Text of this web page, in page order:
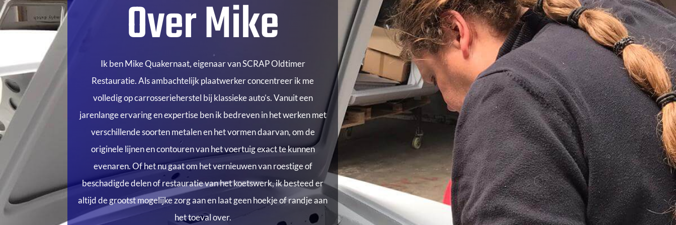
Over Mike
Ik ben Mike Quakernaat, eigenaar van SCRAP Oldtimer
Restauratie. Als ambachtelijk plaatwerker concentreer ik me
volledig op carrosserieherstel bij klassieke auto’s. Vanuit een
jarenlange ervaring en expertise ben ik bedreven in het werken met
verschillende soorten metalen en het vormen daarvan, om de
originele lijnen en contouren van het voertuig exact te kunnen
evenaren. Of het nu gaat om het vernieuwen van roestige of
beschadigde delen of restauratie van het koetswerk, ik besteed er
altijd de grootst mogelijke zorg aan en laat geen hoekje of randje aan
het toeval over.